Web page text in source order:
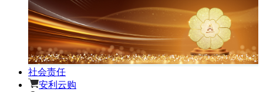
社会责任
安利云购